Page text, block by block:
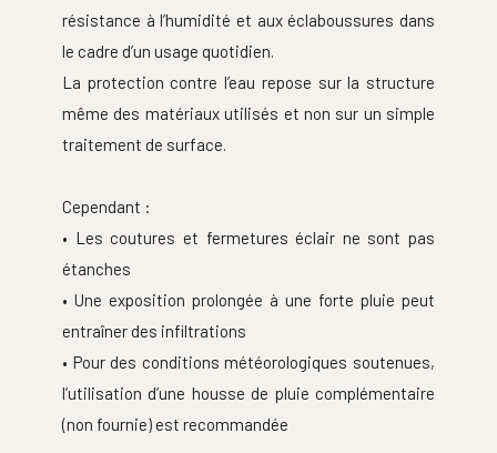
résistance à l’humidité et aux éclaboussures dans
le cadre d’un usage quotidien.
La protection contre l’eau repose sur la structure
même des matériaux utilisés et non sur un simple
traitement de surface.
Cependant :
• Les coutures et fermetures éclair ne sont pas
étanches
• Une exposition prolongée à une forte pluie peut
entraîner des infiltrations
• Pour des conditions météorologiques soutenues,
l’utilisation d’une housse de pluie complémentaire
(non fournie) est recommandée